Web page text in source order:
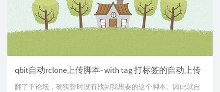
qbit自动rclone上传脚本- with tag 打标签的自动上传
翻了下论坛，确实暂时没有找到我想要的这个脚本。因此就自